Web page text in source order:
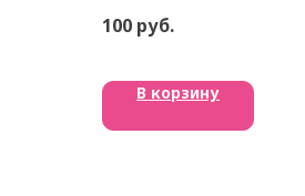
100 руб.
В корзину